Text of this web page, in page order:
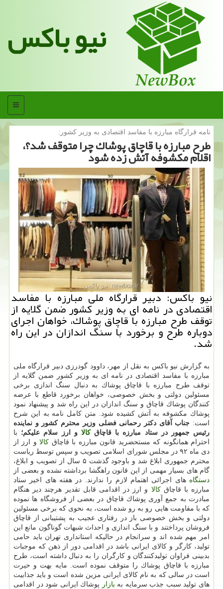
نیو باکس
منو
نامه قرارگاه مبارزه با مفاسد اقتصادی به وزیر كشور:
طرح مبارزه با قاچاق پوشاك چرا متوقف شد؟،
اقلام مكشوفه آتش زده شود
نیو باكس: دبیر قرارگاه ملی مبارزه با مفاسد
اقتصادی در نامه ای به وزیر كشور ضمن گلایه از
توقف طرح مبارزه با قاچاق پوشاك، خواهان اجرای
دوباره طرح و برخورد با سنگ اندازان در این راه
شد.
به گزارش نیو باكس به نقل از مهر، داوود گودرزی دبیر قرارگاه ملی
مبارزه با مفاسد اقتصادی در نامه ای به وزیر كشور ضمن گلایه از
توقف طرح مبارزه با قاچاق پوشاك به دنبال سنگ اندازی برخی
مسئولین دولتی و بخش خصوصی، خواهان برخورد قاطع با عرضه
كنندگان پوشاك قاچاق و سنگ اندازان در این راه شد و پیشنهاد نمود
پوشاك مكشوفه به آتش كشیده شود. متن كامل نامه به این شرح
است: جناب آقای دكتر رحمانی فضلی وزیر محترم كشور و نماینده
رئیس جمهور در ستاد مبارزه با قاچاقكالا و ارز سلام علیكم؛ با
احترام همانگونه كه مستحضرید قانون مبارزه با قاچاق كالاو ارز از
دی ماه ۹۲ در مجلس شورای اسلامی تصویب و سپس توسط ریاست
محترم جمهوری ابلاغ شد و باوجود گذشت ۵ سال از تصویب و ابلاغ،
گام های بسیار مهمی از این قانون راهگشا برداشته نشده و بعضی از
دستگاه های اجرائی اهتمام لازم را ندارند. در هفته های اخیر ستاد
مبارزه با قاچاقكالا و ارز در اقدامی قابل تقدیر هرچند دیر هنگام
مبادرت به جمع آوری پوشاك قاچاق در بعضی از فروشگاه ها نموده
كه با مقاومت هایی رو به رو شده است، به نحوی كه برخی مسئولین
دولتی و بخش خصوصی باز در رفتاری عجیب به پشتیبانی از قاچاق
فروشان پرداختند و با سنگ اندازی و احداث شبهات گوناگون مانع این
امر مهم شده اند و سرانجام در حالیكه استانداری تهران باید حامی
تولید، كارگر و كالای ایرانی باشد در اقدامی دور از ذهن كه موجبات
بدبینی فراوان تولیدكنندگان و كارگران را به دنبال داشته است، طرح
مبارزه با قاچاق پوشاك را متوقف نموده است. مایه بهت و حیرت
است در سالی كه به نام كالای ایرانی مزین شده است و باید جذابیت
های تولید سبب جذب سرمایه به بازار
پوشاك ایرانی شود در اقدامی